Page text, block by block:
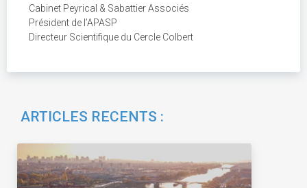
Cabinet Peyrical & Sabattier Associés
Président de l’APASP
Directeur Scientifique du Cercle Colbert
ARTICLES RECENTS :